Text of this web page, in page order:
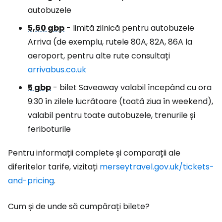
autobuzele
5,60 gbp - limită zilnică pentru autobuzele
Arriva (de exemplu, rutele 80A, 82A, 86A la
aeroport, pentru alte rute consultați
arrivabus.co.uk
5 gbp - bilet Saveaway valabil începând cu ora
9:30 în zilele lucrătoare (toată ziua în weekend),
valabil pentru toate autobuzele, trenurile și
feriboturile
Pentru informații complete și comparații ale
diferitelor tarife, vizitați merseytravel.gov.uk/tickets-
and-pricing.
Cum și de unde să cumpărați bilete?